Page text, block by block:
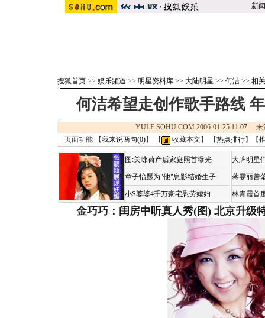
新闻
搜狐首页 >> 娱乐频道 >> 明星资料库 >> 大陆明星 >> 何洁 >> 相
何洁希望走创作歌手路线
YULE.SOHU.COM 2006-01-25 11:07
页面功能 【我来说两句(0)】 【 收藏本文 】 【热点排行】【
图:关咏荷产后家庭照首曝光
章子怡愿为"他"息影结婚生子
小S婆婆4千万豪宅慰劳媳妇
大牌明星
蒋雯丽曾
林青霞首
金巧巧：闺房中听真人秀(图) 北京升级